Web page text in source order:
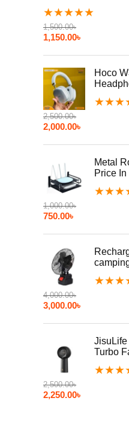
★★★★★
1,500.00৳
1,150.00৳
Hoco
★★★
2,500.00৳
2,000.00৳
Metal
Price In
★★★
1,000.00৳
750.00৳
★★★
4,000.00৳
3,000.00৳
JisuLife
Turbo
★★★
2,500.00৳
2,250.00৳